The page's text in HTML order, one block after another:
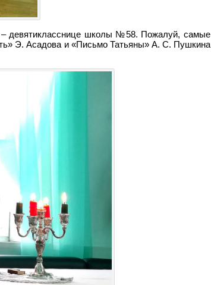
– девятикласснице школы №58. Пожалуй, самые
Э. Асадова и «Письмо Татьяны» А. С. Пушкина